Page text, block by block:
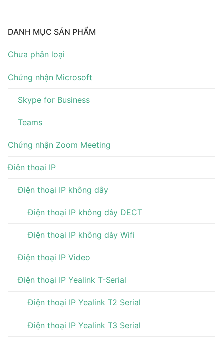
DANH MỤC SẢN PHẨM
Chưa phân loại
Chứng nhận Microsoft
Skype for Business
Teams
Chứng nhận Zoom Meeting
Điện thoại IP
Điện thoại IP không dây
Điện thoại IP không dây DECT
Điện thoại IP không dây Wifi
Điện thoại IP Video
Điện thoại IP Yealink T-Serial
Điện thoại IP Yealink T2 Serial
Điện thoại IP Yealink T3 Serial